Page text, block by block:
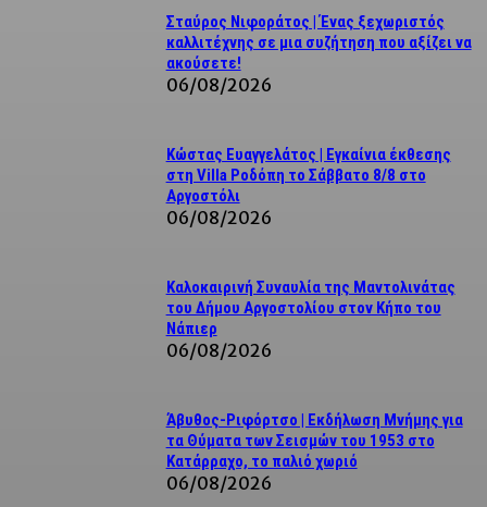
Σταύρος Νιφοράτος | Ένας ξεχωριστός
καλλιτέχνης σε μια συζήτηση που αξίζει να
ακούσετε!
06/08/2026
Κώστας Ευαγγελάτος | Εγκαίνια έκθεσης
στη Villa Ροδόπη το Σάββατο 8/8 στο
Αργοστόλι
06/08/2026
Καλοκαιρινή Συναυλία της Μαντολινάτας
του Δήμου Αργοστολίου στον Κήπο του
Νάπιερ
06/08/2026
Άβυθος-Ριφόρτσο | Εκδήλωση Μνήμης για
τα Θύματα των Σεισμών του 1953 στο
Κατάρραχο, το παλιό χωριό
06/08/2026